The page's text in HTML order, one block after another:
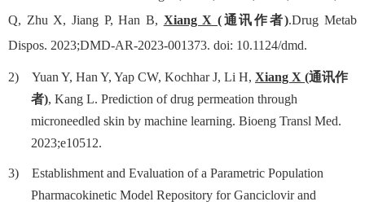
Q, Zhu X, Jiang P, Han B, Xiang X(通讯作者).Drug Metab
Dispos. 2023;DMD-AR-2023-001373. doi: 10.1124/dmd.
2) Yuan Y, Han Y, Yap CW, KochharJ, Li H, Xiang X (通讯作
者), Kang L. Prediction of drug permeation through
microneedled skin by machine learning. Bioeng Transl Med.
2023;e10512.
3)
Establishment and Evaluation of a Parametric Population
Pharmacokinetic Model Repository for Ganciclovir and